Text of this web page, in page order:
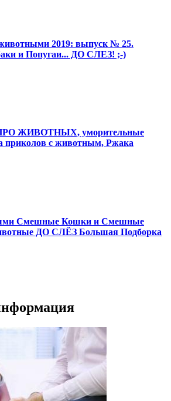
2019: выпуск № 25.
и Попугаи... ДО СЛЕЗ! ;-)
ЖИВОТНЫХ, уморительные
приколов с животным, Ржака
Смешные Кошки и Смешные
ДО СЛЁЗ Большая Подборка